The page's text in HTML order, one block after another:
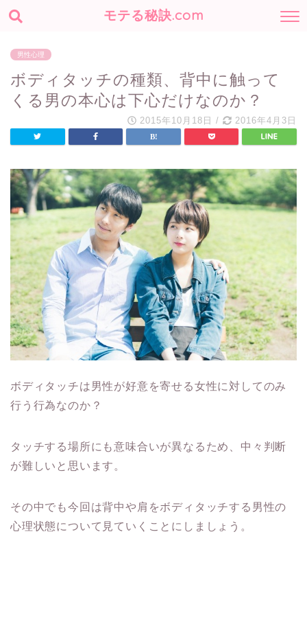
モテる秘訣.com
男性心理
ボディタッチの種類、背中に触って
くる男の本心は下心だけなのか？
2015年10月18日 / 2016年4月3日
ボディタッチは男性が好意を寄せる女性に対してのみ
行う行為なのか？
タッチする場所にも意味合いが異なるため、中々判断
が難しいと思います。
その中でも今回は背中や肩をボディタッチする男性の
心理状態について見ていくことにしましょう。